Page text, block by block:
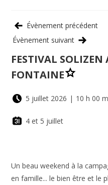
Évènement précédent
Évènement suivant
FESTIVAL
FONTAINE
5 juillet 2026 | 10 h 00
4 et 5 juillet
Un beau weekend à la
en famille... le bien être et le